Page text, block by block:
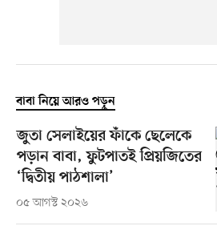
বাবা নিয়ে আরও পড়ুন
জুতা সেলাইয়ের ফাঁকে ছেলেকে
পড়ান বাবা, ফুটপাতই প্রিয়জিতের
‘দ্বিতীয় পাঠশালা’
০৫ আগস্ট ২০২৬